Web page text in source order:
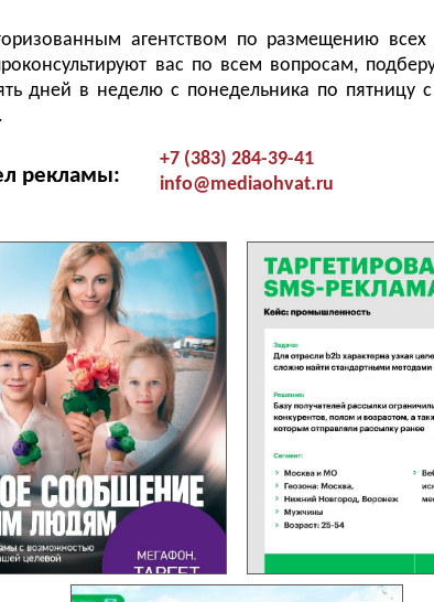
агентством по размещению
вас по всем вопросам,
дней в неделю с понедельника по пятницу
рекламы:
+7 (383) 284-39-41
info@mediaohvat.ru